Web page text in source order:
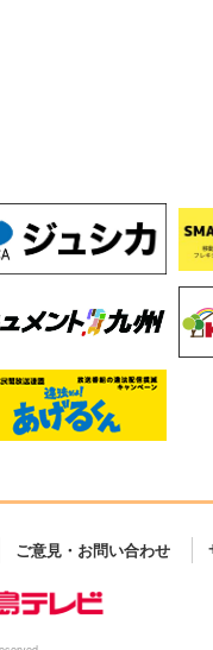
ご意見・お問い合わせ